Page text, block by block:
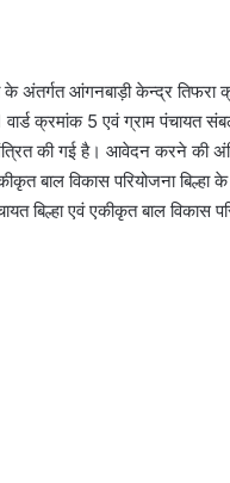
के अंतर्गत आंगनबाड़ी केन्द्र तिफरा
क्रमांक 5 एवं ग्राम पंचायत
की गई है। आवेदन करने की
बाल विकास परियोजना
बिल्हा एवं एकीकृत बाल विकास